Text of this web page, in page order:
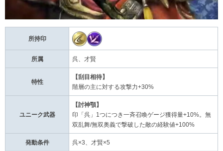
所持印
所属 呉、才賢
特性
【刮目相待】
階層の主に対する攻撃力+30%
ユニーク武器
【討神顎】
印「呉」1つにつき一斉召喚ゲージ獲得量+10%。無
双乱舞/無双奥義で撃破した敵の経験値+100%
発動条件 呉×3、才賢×5